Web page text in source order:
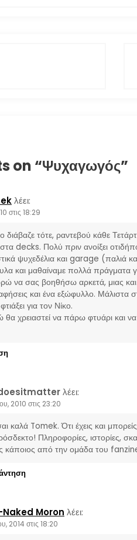
on “Ψυχαγωγός”
λέει:
στις 18:29
διάβαζε τότε, ραντεβού κάθε
decks. Πολύ πριν ανοίξει
ψυχεδέλια και garage (παλιά
και μαθαίναμε πολλά πράγματα
να σας βοηθήσω αρκετά, μιας
και ένα εξώφυλλο. Μάλιστα
για τον Νίκο.
χρειαστεί να πάρω φτυάρι και
λέει:
2010 στις 23:20
καλά Tomek. Ότι έχεις και
Πληροφορίες, ιστορίες,
κάποιος από την ομάδα του
Moron λέει:
2014 στις 18:20